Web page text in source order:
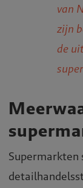
van
zijn
de
Supermarkten